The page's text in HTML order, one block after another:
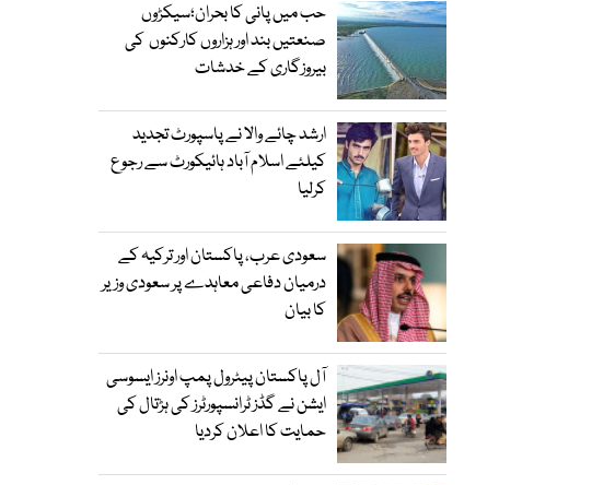
حب میں پانی کا بحران؛سیکڑوں
صنعتیں بند اور ہزاروں کارکنوں کی
بیروزگاری کے خدشات
ارشد چائے والا نے پاسپورٹ تجدید
کیلئے اسلام آباد ہائیکورٹ سے رجوع
کرلیا
سعودی عرب، پاکستان اور ترکیہ کے
درمیان دفاعی معاہدے پر سعودی وزیر
کا بیان
آل پاکستان پیٹرول پمپ اونرز ایسوسی
ایشن نے گڈز ٹرانسپورٹرز کی ہڑتال کی
حمایت کا اعلان کردیا